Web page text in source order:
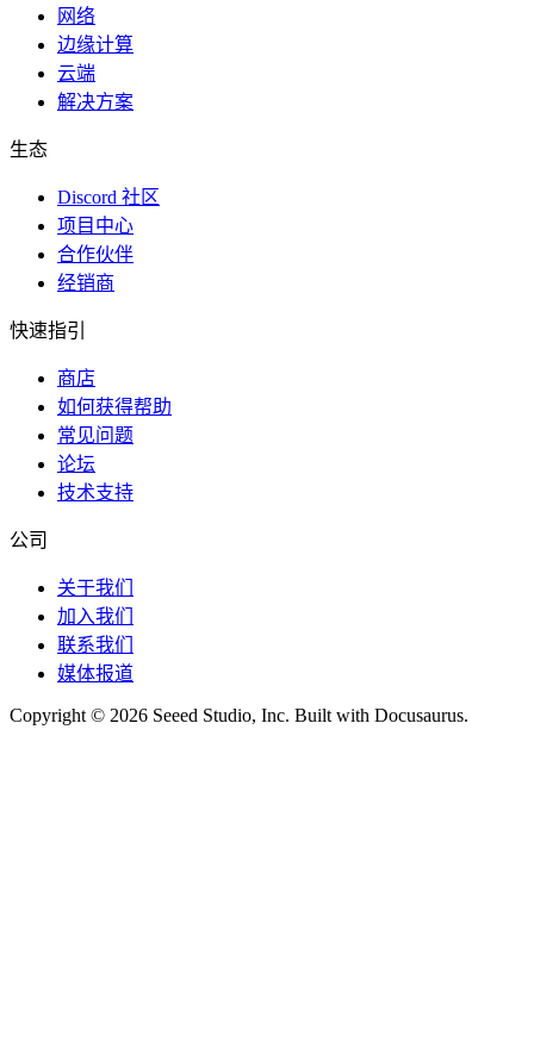
网络
边缘计算
云端
解决方案
生态
Discord 社区
项目中心
合作伙伴
经销商
快速指引
商店
如何获得帮助
常见问题
论坛
技术支持
公司
关于我们
加入我们
联系我们
媒体报道
Copyright © 2026 Seeed Studio, Inc. Built with Docusaurus.